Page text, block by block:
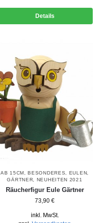
Details
AB 15CM , BESONDERES, EULEN,
GÄRTNER, NEUHEITEN 2021
Räucherfigur Eule Gärtner
73,90 €
inkl. MwSt.